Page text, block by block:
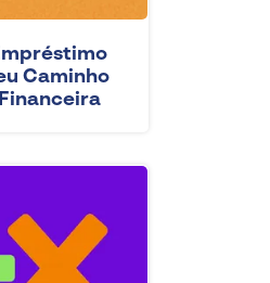
Caminho